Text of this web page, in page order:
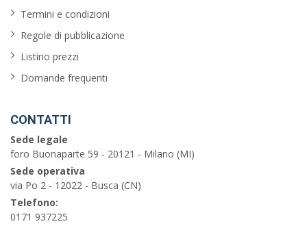
Termini e condizioni
Regole di pubblicazione
Listino prezzi
Domande frequenti
CONTATTI
Sede legale
foro Buonaparte 59 - 20121 - Milano (MI)
Sede operativa
via Po 2 - 12022 - Busca (CN)
Telefono:
0171 937225